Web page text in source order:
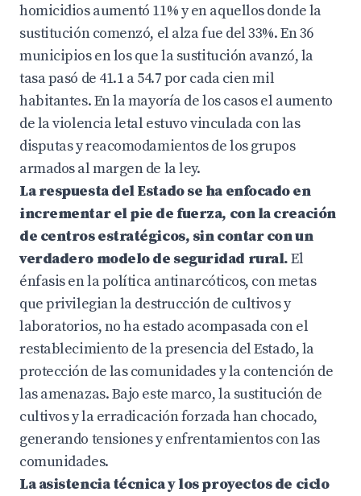
homicidios aumentó 11% y en aquellos donde la
sustitución comenzó, el alza fue del 33%. En 36
municipios en los que la sustitución avanzó, la
tasa pasó de 41.1 a 54.7 por cada cien mil
habitantes. En la mayoría de los casos el aumento
de la violencia letal estuvo vinculada con las
disputas y reacomodamientos de los grupos
armados al margen de la ley.
La respuesta del Estado se ha enfocado en
incrementar el pie de fuerza, con la creación
de centros estratégicos, sin contar con un
verdadero modelo de seguridad rural.El
énfasis en la política antinarcóticos, con metas
que privilegian la destrucción de cultivos y
laboratorios, no ha estado acompasada con el
restablecimiento de la presencia del Estado, la
protección de las comunidades y la contención de
las amenazas. Bajo este marco, la sustitución de
cultivos y la erradicación forzada han chocado,
generando tensiones y enfrentamientos con las
comunidades.
La asistencia técnica y los proyectos de ciclo